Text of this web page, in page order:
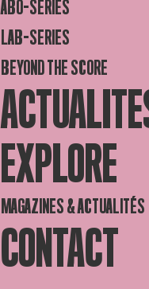
ABO-SERIES
LAB-SERIES
BEYOND THE SCORE
EXPLORE
MAGAZINES & ACTUALITÉS
CONTACT